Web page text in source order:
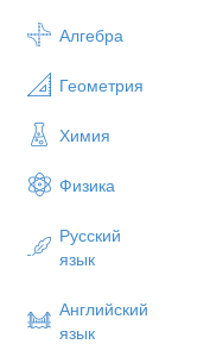
Алгебра
Геометрия
Химия
Физика
Русский
язык
Английский
язык